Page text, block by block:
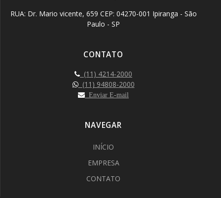
RUA: Dr. Mario vicente, 659 CEP: 04270-001 Ipiranga - São
Paulo - SP
CONTATO
(11) 4214-2000
(11) 94808-2000
Enviar E-mail
NAVEGAR
INÍCIO
EMPRESA
CONTATO